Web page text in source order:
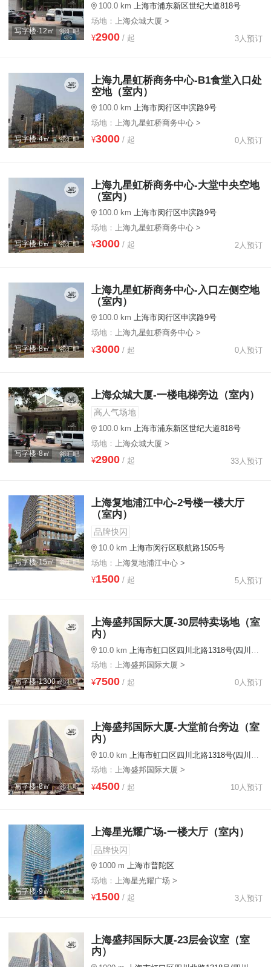
写字楼·12㎡
100.0 km
上海市浦东新区世纪大道818号
场地：
上海众城大厦 >
¥2900/ 起 3人预订
写字楼·4㎡
上海九星虹桥商务中心-B1食堂入口处
空地（室内）
100.0 km 上海市闵行区申滨路9号
场地：
上海九星虹桥商务中心 >
¥3000/ 起 0人预订
写字楼·6㎡
上海九星虹桥商务中心-大堂中央空地
（室内）
100.0 km 上海市闵行区申滨路9号
场地：
上海九星虹桥商务中心 >
¥3000/ 起 2人预订
写字楼·8㎡
上海九星虹桥商务中心-入口左侧空地
（室内）
100.0 km 上海市闵行区申滨路9号
场地：
上海九星虹桥商务中心 >
¥3000/ 起 0人预订
写字楼·8㎡
上海众城大厦-一楼电梯旁边（室内）
高人气场地
100.0 km 上海市浦东新区世纪大道818号
场地：
上海众城大厦 >
¥2900/ 起 33人预订
写字楼·15㎡
上海复地浦江中心-2号楼一楼大厅
（室内）
品牌快闪
10.0 km 上海市闵行区联航路1505号
场地：
上海复地浦江中心 >
¥1500/ 起 5人预订
写字楼·1300㎡
上海盛邦国际大厦-30层特卖场地（室
内）
10.0 km
上海市虹口区四川北路1318号(四川北路地铁站2号口旁)
场地： 上海盛邦国际大厦 >
¥7500/ 起 0人预订
写字楼·8㎡
上海盛邦国际大厦-大堂前台旁边（室
内）
10.0 km
上海市虹口区四川北路1318号(四川北路地铁站2号口旁)
场地： 上海盛邦国际大厦 >
¥4500/ 起 10人预订
写字楼·9㎡
上海星光耀广场-一楼大厅（室内）
品牌快闪
1000 m 上海市普陀区
场地：
上海星光耀广场 >
¥1500/ 起 3人预订
上海盛邦国际大厦-23层会议室（室
内）